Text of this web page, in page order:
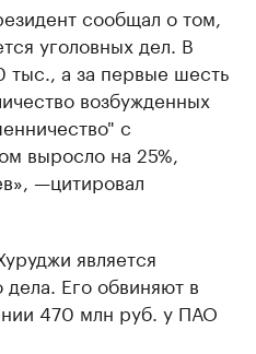
сообщал о том,
уголовных дел. В
тыс., а за первые шесть
возбужденных
с
выросло на 25%,
—цитировал
является
Его обвиняют в
470 млн руб. у ПАО